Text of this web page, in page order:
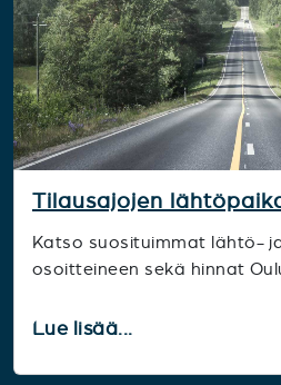
Tilausajojen
Katso suosituimmat lähtö-
osoitteineen sekä hinnat
Lue lisää...